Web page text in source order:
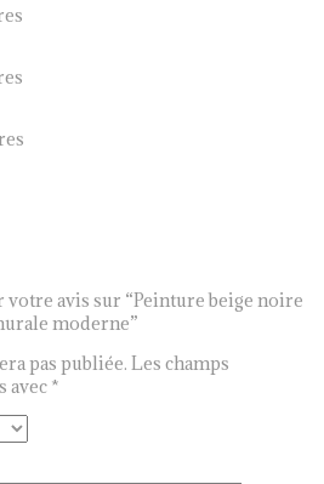
votre avis sur “Peinture beige noire
moderne”
pas publiée. Les champs
avec *